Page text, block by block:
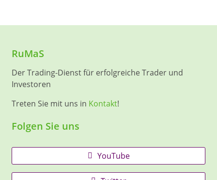
RuMaS
Der Trading-Dienst für erfolgreiche Trader und
Investoren
Treten Sie mit uns in Kontakt!
Folgen Sie uns
YouTube